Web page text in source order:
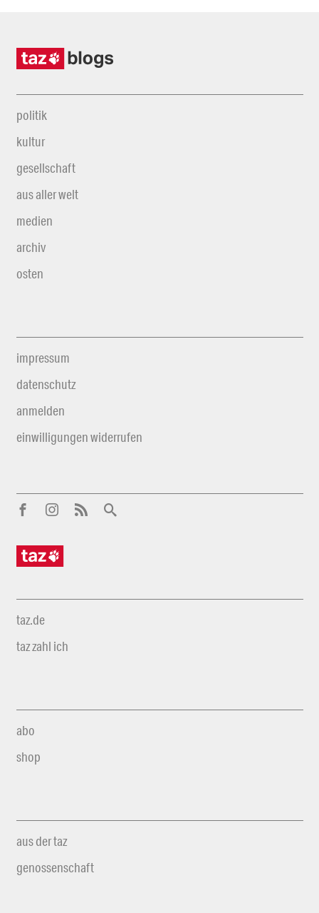
politik
kultur
gesellschaft
aus aller welt
medien
archiv
osten
impressum
datenschutz
anmelden
einwilligungen widerrufen
taz.de
taz zahl ich
abo
shop
aus der taz
genossenschaft